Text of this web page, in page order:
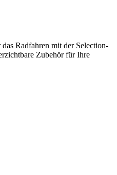
Radfahren mit der Selection-
Zubehör für Ihre